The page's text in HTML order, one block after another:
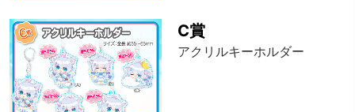
C賞
アクリルキーホルダー